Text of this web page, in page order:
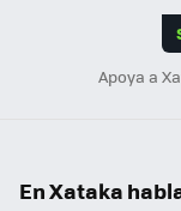
Apoya a
En Xataka